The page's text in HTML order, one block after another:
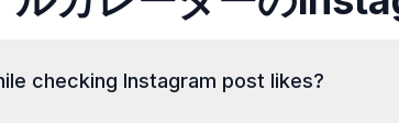
checking Instagram post likes?